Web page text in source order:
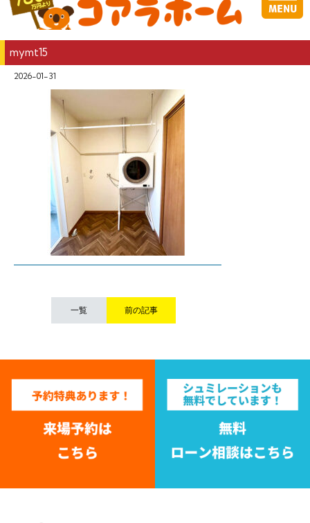
mymt15
2026-01-31
一覧 前の記事